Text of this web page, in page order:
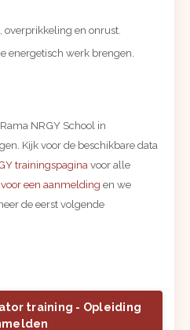
en onrust.
energetisch werk brengen.
NRGY School in
Kijk voor de beschikbare data
trainingspaginavoor alle
een aanmelding en we
de eerst volgende
training - Opleiding